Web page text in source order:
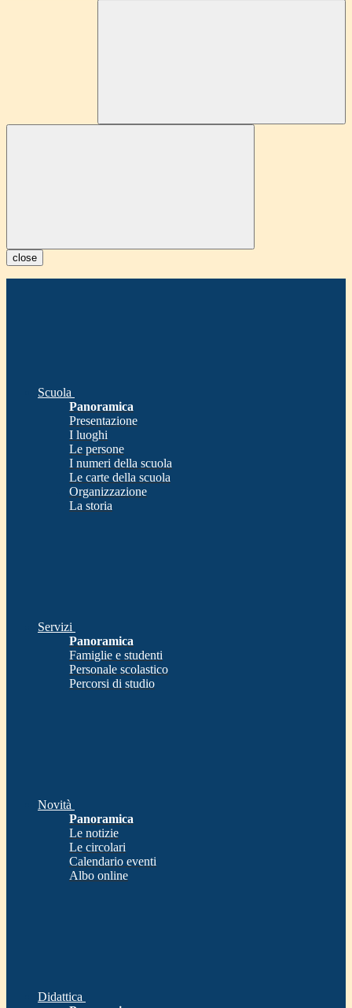
close
Scuola
Panoramica
Presentazione
I luoghi
Le persone
I numeri della scuola
Le carte della scuola
Organizzazione
La storia
Servizi
Panoramica
Famiglie e studenti
Personale scolastico
Percorsi di studio
Novità
Panoramica
Le notizie
Le circolari
Calendario eventi
Albo online
Didattica